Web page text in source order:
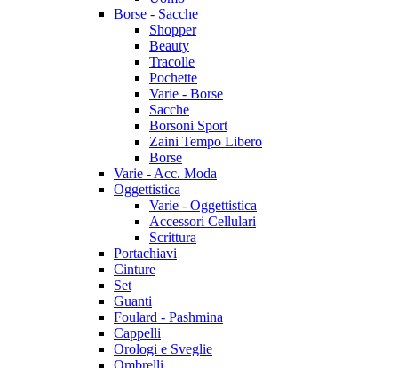
Borse - Sacche
Shopper
Beauty
Tracolle
Pochette
Varie - Borse
Sacche
Borsoni Sport
Zaini Tempo Libero
Borse
Varie - Acc. Moda
Oggettistica
Varie - Oggettistica
Accessori Cellulari
Scrittura
Portachiavi
Cinture
Set
Guanti
Foulard - Pashmina
Cappelli
Orologi e Sveglie
Ombrelli